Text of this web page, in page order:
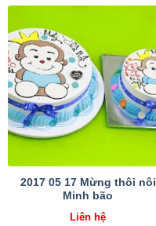
2017 05 17 Mừng thôi nôi
Minh bão
Liên hệ